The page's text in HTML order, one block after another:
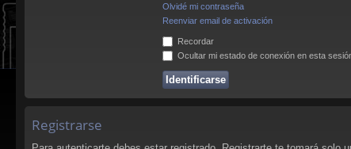
Olvidé mi contraseña
Reenviar email de activación
Recordar
Ocultar mi estado de conexión en esta
Registrarse